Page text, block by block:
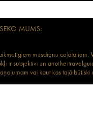
SEKO MUMS:
mūsdienu
ir subjektīvi un
vai kaut kas tajā